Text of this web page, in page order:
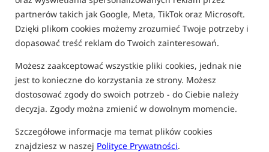
partnerów takich jak Google, Meta, TikTok oraz Microsoft.
Dzięki plikom cookies możemy zrozumieć Twoje potrzeby i
dopasować treść reklam do Twoich zainteresowań.
Możesz zaakceptować wszystkie pliki cookies, jednak nie
jest to konieczne do korzystania ze strony. Możesz
dostosować zgody do swoich potrzeb - do Ciebie należy
decyzja. Zgody można zmienić w dowolnym momencie.
Szczegółowe informacje ma temat plików cookies
znajdziesz w naszej Polityce Prywatności.